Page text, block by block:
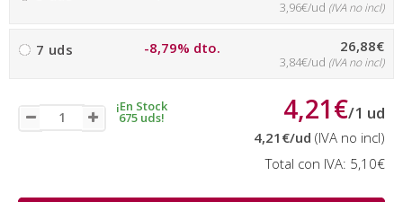
3,96€/ud (IVA no incl)
7 uds -8,79% dto. 26,88€
3,84€/ud (IVA no incl)
¡En Stock
675 uds! 4,21€/1 ud
4,21€/ud (IVA no incl)
Total con IVA: 5,10€